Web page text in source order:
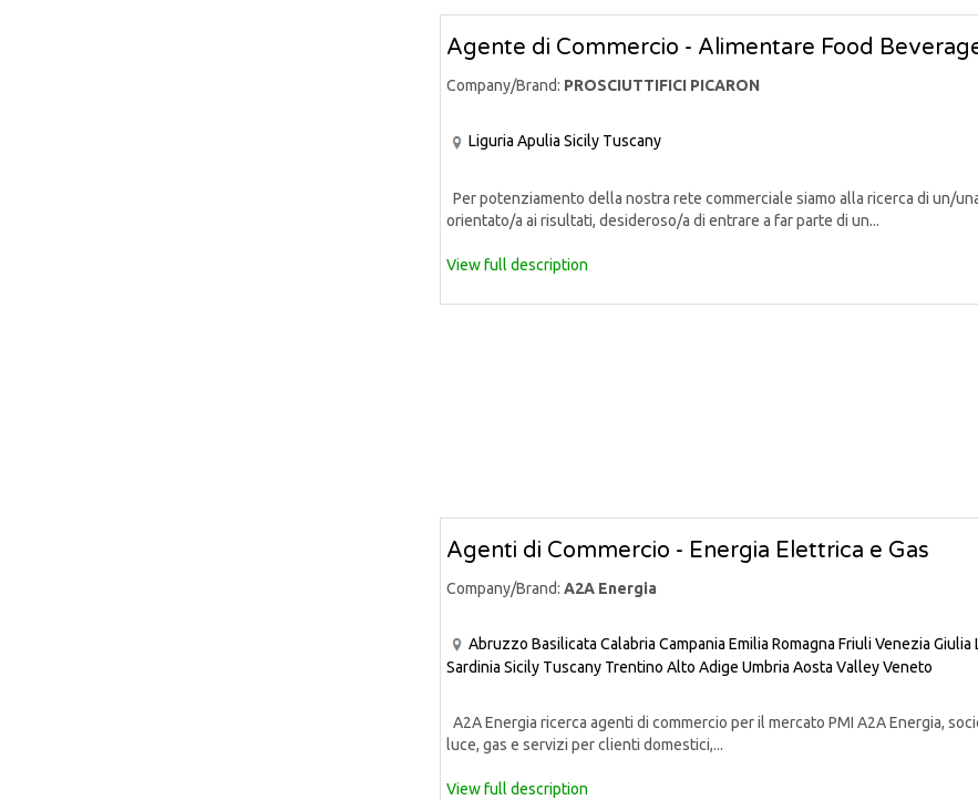
Agente di Commercio - Alimentare Food
Company/Brand: PROSCIUTTIFICI PICARON
Liguria Apulia Sicily Tuscany
Per potenziamento della nostra rete commerciale siamo alla ricerca di un/
orientato/a ai risultati, desideroso/a di entrare a far parte di un...
View full description
Agenti di Commercio - Energia Elettrica e Gas
Company/Brand: A2A Energia
Abruzzo Basilicata Calabria Campania Emilia Romagna Friuli Venezia Giulia
Sardinia Sicily Tuscany Trentino Alto Adige Umbria Aosta ValleyVeneto
A2A Energia ricerca agenti di commercio per il mercato PMI A2A Energia,
luce, gas e servizi per clienti domestici,...
View full description